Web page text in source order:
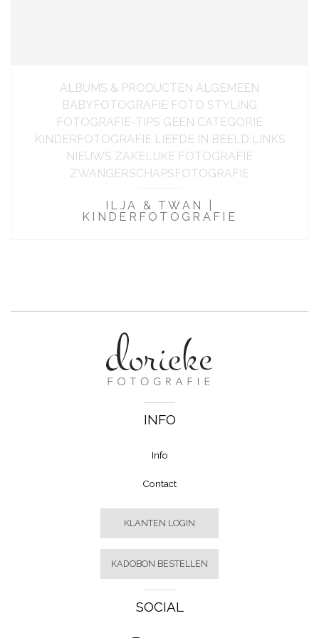
ILJA & TWAN |
KINDERFOTOGRAFIE
ALBUMS & PRODUCTEN ALGEMEEN
BABYFOTOGRAFIE FOTO STYLING
FOTOGRAFIE-TIPS GEEN CATEGORIE
KINDERFOTOGRAFIE LIEFDE IN BEELD LINKS
NIEUWS ZAKELIJKE FOTOGRAFIE
ZWANGERSCHAPSFOTOGRAFIE
INFO
Info
Contact
KLANTEN LOGIN
KADOBON BESTELLEN
SOCIAL